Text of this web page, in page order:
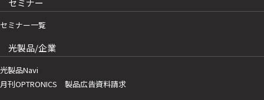
セミナー
セミナー一覧
光製品/企業
光製品Navi
月刊OPTRONICS 製品広告資料請求